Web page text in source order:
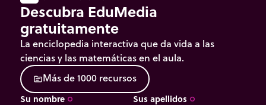
Descubra EduMedia
gratuitamente
La enciclopedia interactiva que da vida a las
ciencias y las matemáticas en el aula.
sourceMásde1000 recursos
Su nombre trip_origin Sus apellidos trip_origin